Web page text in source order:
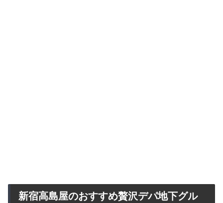
新宿高島屋のおすすめ贅沢デパ地下グル